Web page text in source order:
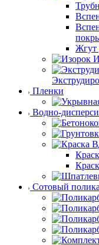
Жгут
Пленки
Водно-
Сотовый